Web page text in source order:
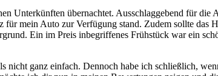
Unterkünften übernachtet. Ausschlaggebend für
für mein Auto zur Verfügung stand. Zudem sollte
Ein im Preis inbegriffenes Frühstück war ein
nicht ganz einfach. Dennoch habe ich schließlich,